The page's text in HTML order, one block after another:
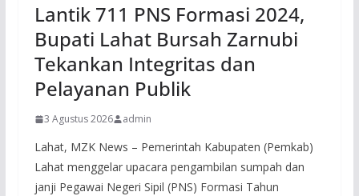
Lantik 711 PNS Formasi 2024,
Bupati Lahat Bursah Zarnubi
Tekankan Integritas dan
Pelayanan Publik
3 Agustus 2026 admin
Lahat, MZK News – Pemerintah Kabupaten (Pemkab)
Lahat menggelar upacara pengambilan sumpah dan
janji Pegawai Negeri Sipil (PNS) Formasi Tahun